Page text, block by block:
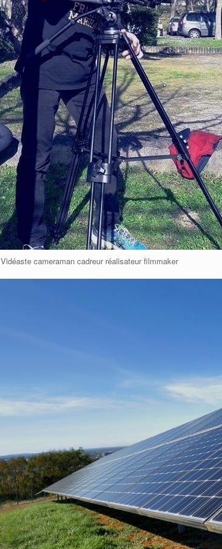
Vidéaste cameraman cadreur réalisateur filmmaker